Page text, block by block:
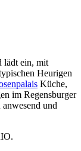
lädt ein, mit
Heurigen
Küche,
im Regensburger
und